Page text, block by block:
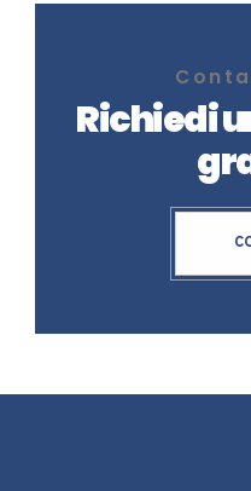
Richiedi